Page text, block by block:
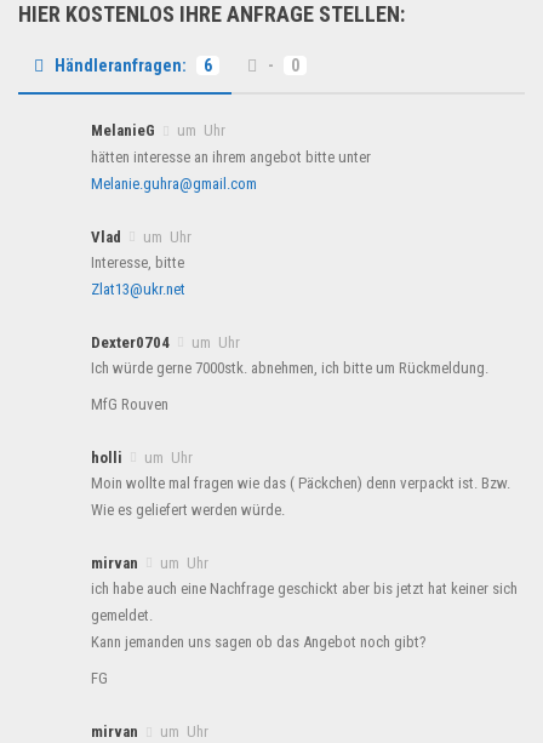
HIER KOSTENLOS IHRE ANFRAGE STELLEN:
Händleranfragen: 6 - 0
MelanieG
um Uhr
hätten interesse an ihrem angebot bitte unter
Melanie.guhra@gmail.com
Vlad
um Uhr
Interesse, bitte
Zlat13@ukr.net
Dexter0704
um Uhr
Ich würde gerne 7000stk. abnehmen, ich bitte um Rückmeldung.
MfG Rouven
holli
um Uhr
Moin wollte mal fragen wie das ( Päckchen) denn verpackt ist. Bzw.
Wie es geliefert werden würde.
mirvan
um Uhr
ich habe auch eine Nachfrage geschickt aber bis jetzt hat keiner sich
gemeldet.
Kann jemanden uns sagen ob das Angebot noch gibt?
FG
mirvan
um Uhr